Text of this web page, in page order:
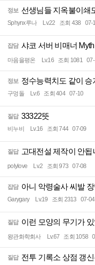
정보 선생님들 지옥불이쇄
Sphynx루나 Lv.22 조회 438 07-
잡담 샤코 서버 비매너
마음을평온 Lv.16 조회 1081
정보 정수능력치도 같이
구멍돌 Lv.6 조회 404 07-10
질답 33322뜻
비누비 Lv.16 조회 744 07-09
질답 고대전설 제작이 안
polylove Lv.2 조회 973 07-08
잡담 아니 악령술사 씨발
Garygary Lv.19 조회 2313 07-04
질답 이런 모양의 무기가
왕관화학회사 Lv.67 조회 1058
질답 전투 기록소 상점 갱